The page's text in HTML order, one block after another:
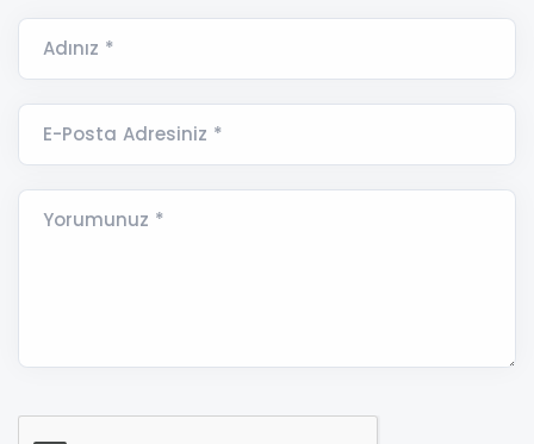
Adınız *
E-Posta Adresiniz *
Yorumunuz *